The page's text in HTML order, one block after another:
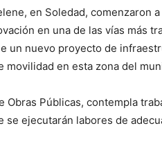
en Soledad, comenzaron
en una de las vías más
un nuevo proyecto de
movilidad en esta zona del
Públicas, contempla
ejecutarán labores de